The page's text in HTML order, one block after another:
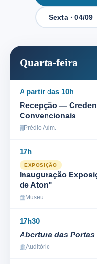
Sexta · 04/09
Quarta-feira
A partir das 10h
Recepção —
Convencionais
Prédio Adm.
17h
EXPOSIÇÃO
Inauguração
de Aton"
Museu
17h30
Abertura das
Auditório